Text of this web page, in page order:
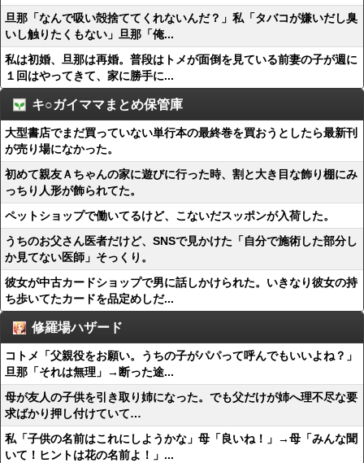
旦那「なんで吸い殻捨ててくれないんだ？」私「タバコが嫌いだし臭
いし触りたくもない」旦那「俺...
私は初婚、旦那は再婚。普段はトメが面倒を見ている前妻の子が週に
１回はやってきて、家に勝手に...
キ○ガイママまとめ保管庫
大型書店でまだ買っていない単行本の最終巻を買おうとしたら最新刊
が売り場になかった。
初めて親友Ａちゃんの家に遊びに行った時、割と大き目な飾り棚にみ
っちり人形が飾られてた。
ペットショップで働いてるけど、こないだスッポンが入荷した。
うちのお父さん医者だけど、SNSで見かけた「自分で施術した部分し
か見てない医師」そっくり。
彼女が中古カードショップで男に話しかけられた。いきなり彼女の持
ち歩いてたカードを品定めしだ...
修羅場ハザード
コトメ「父親役をお願い。うちの子がパパって呼んでもいいよね？」
旦那「それは無理」→断った途...
母が友人の子供を引き取り姉になった。でも父だけが姉へ理不尽な要
求ばかり押し付けていて…
私「子供の名前はこれにしようかな」母「良いね！」→母「みんな聞
いて！ヒントは花の名前よ！」...